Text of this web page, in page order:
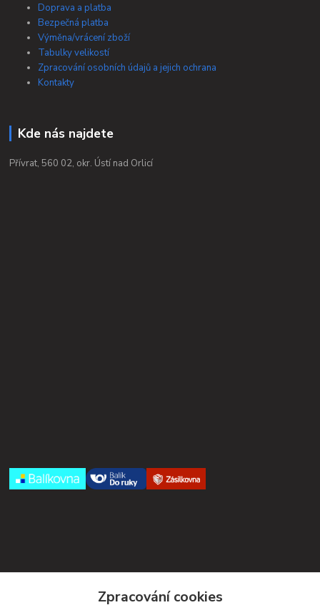
Doprava a platba
Bezpečná platba
Výměna/vrácení zboží
Tabulky velikostí
Zpracování osobních údajů a jejich ochrana
Kontakty
Kde nás najdete
Přívrat, 560 02, okr. Ústí nad Orlicí
Zpracování cookies